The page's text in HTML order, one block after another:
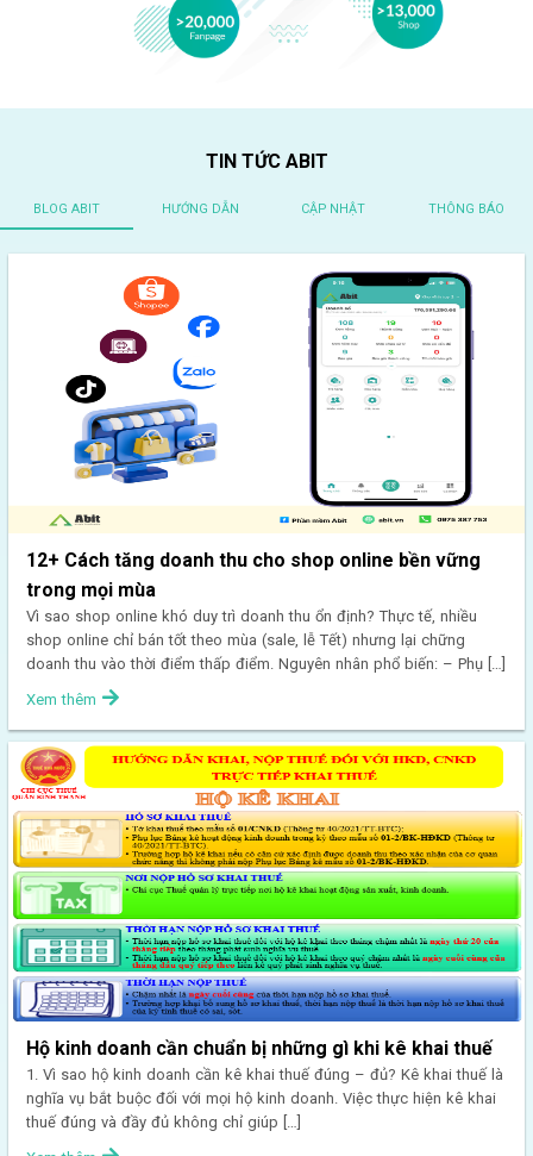
TIN TỨC ABIT
BLOG ABIT HƯỚNG DẪN CẬP NHẬT THÔNG BÁO
12+ Cách tăng doanh thu cho shop online bền vững
trong mọi mùa
Vì sao shop online khó duy trì doanh thu ổn định? Thực tế, nhiều
shop online chỉ bán tốt theo mùa (sale, lễ Tết) nhưng lại chững
doanh thu vào thời điểm thấp điểm. Nguyên nhân phổ biến: – Phụ […]
Xem thêm
Hộ kinh doanh cần chuẩn bị những gì khi kê khai thuế
1. Vì sao hộ kinh doanh cần kê khai thuế đúng – đủ? Kê khai thuế là
nghĩa vụ bắt buộc đối với mọi hộ kinh doanh. Việc thực hiện kê khai
thuế đúng và đầy đủ không chỉ giúp […]